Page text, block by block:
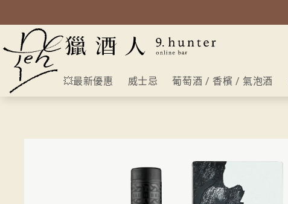
💥最新優惠 威士忌 葡萄酒 / 香檳 / 氣泡酒